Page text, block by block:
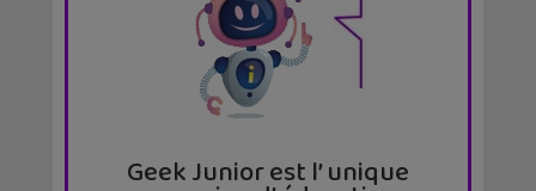
Geek Junior est l’ unique